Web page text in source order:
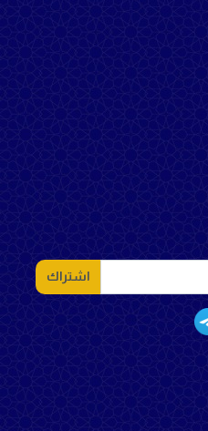
اشتراك